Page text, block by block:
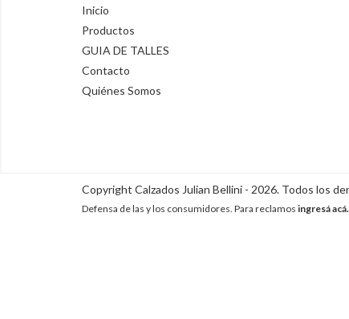
Inicio
Productos
GUIA DE TALLES
Contacto
Quiénes Somos
Copyright Calzados Julian Bellini - 2026. Todos los
Defensa de las y los consumidores. Para reclamos ingresá acá.